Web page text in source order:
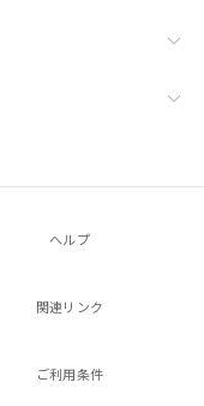
ヘルプ
関連リンク
ご利用条件